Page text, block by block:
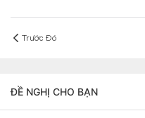
Trước Đó
ĐỀ NGHỊ CHO BẠN